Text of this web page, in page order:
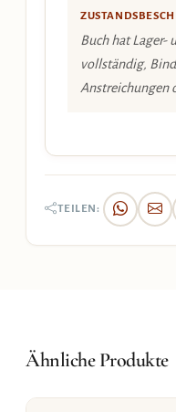
Buch hat Lager-
vollständig,
Anstreichungen
TEILEN:
Ähnliche Produkte